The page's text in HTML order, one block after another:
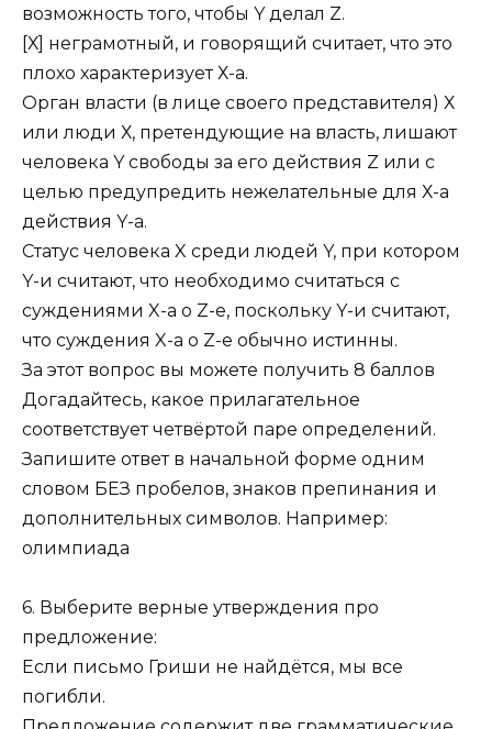
возможность того, чтобы Y делал Z.
[Х] неграмотный, и говорящий считает, что это
плохо характеризует Х-а.
Орган власти (в лице своего представителя) Х
или люди Х, претендующие на власть, лишают
человека Y свободы за его действия Z или с
целью предупредить нежелательные для Х-а
действия Y-а.
Статус человека X среди людей Y, при котором
Y-и считают, что необходимо считаться с
суждениями X-а о Z-е, поскольку Y-и считают,
что суждения X-а о Z-е обычно истинны.
За этот вопрос вы можете получить 8 баллов
Догадайтесь, какое прилагательное
соответствует четвёртой паре определений.
Запишите ответ в начальной форме одним
словом БЕЗ пробелов, знаков препинания и
дополнительных символов. Например:
олимпиада
6. Выберите верные утверждения про
предложение:
Если письмо Гриши не найдётся, мы все
погибли.